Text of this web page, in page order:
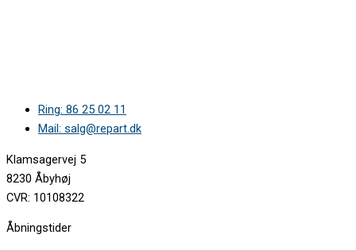
Ring: 86 25 02 11
Mail: salg@repart.dk
Klamsagervej 5
8230 Åbyhøj
CVR: 10108322
Åbningstider